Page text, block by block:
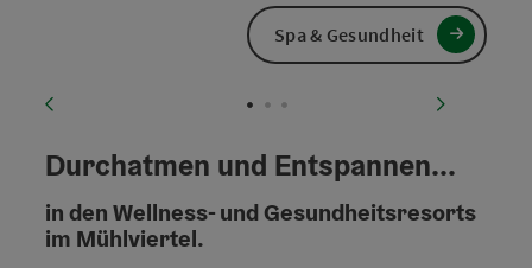
Spa & Gesundheit
vorheriges Element
Durchatmen und Entspannen...
in den Wellness- und Gesundheitsresorts
im Mühlviertel.